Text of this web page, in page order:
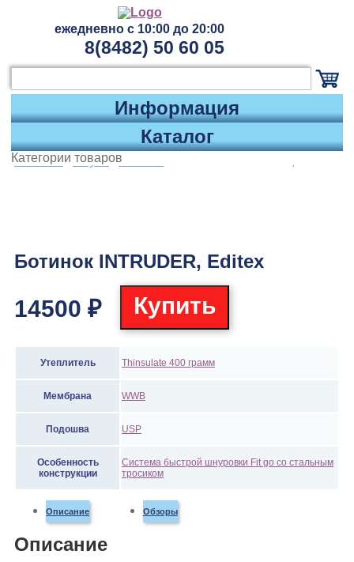
ежедневно с 10:00 до 20:00
8(8482) 50 60 05
Информация
Главная/ Обувь/Зимняя
Ботинок INTRUDER, Editex
14500 ₽ Купить
Утеплитель Thinsulate 400 грамм
Мембрана WWB
Подошва USP
Особенность
конструкции
Система быстрой шнуровки Fit go со стальным
тросиком
Описание Обзоры
Описание
Каталог
Категории товаров